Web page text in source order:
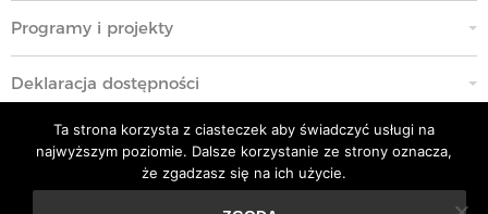
Programy i projekty
Deklaracja dostępności
Standardy Ochrony Małoletnich
Polityka przeciwko molestowaniu w miejscu pracy
Ta strona korzysta z ciasteczek aby świadczyć usługi na
najwyższym poziomie. Dalsze korzystanie ze strony oznacza,
że zgadzasz się na ich użycie.